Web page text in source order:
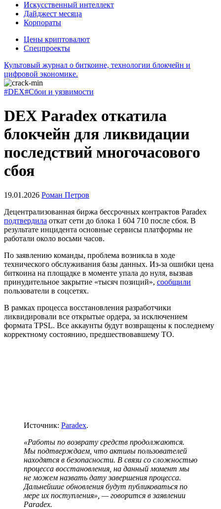
Искусственный интеллект
Дайджест месяца
Корпораты
Цены криптовалют
Спецпроекты
Культовый журнал о биткоине, технологии блокчейн и
цифровой экономике.
#DEX#Сбои и уязвимости
DEX Paradex откатила
блокчейн для ликвидации
последствий многочасового
сбоя
19.01.2026 Роман Петров
Децентрализованная биржа бессрочных контрактов Paradex
подтвердила откат сети до блока 1 604 710 после сбоя. В
результате инцидента основные сервисы платформы не
работали около восьми часов.
По заявлению команды, проблема возникла в ходе
технического обслуживания базы данных. Из-за ошибки цена
биткоина на площадке в моменте упала до нуля, вызвав
принудительное закрытие «тысяч позиций», сообщили
пользователи в соцсетях.
В рамках процесса восстановления разработчики
ликвидировали все открытые ордера, за исключением
формата TPSL. Все аккаунты будут возвращены к последнему
корректному состоянию, предшествовавшему ТО.
Источник: Paradex.
«Работы по возврату средств продолжаются.
Мы подтверждаем, что активы пользователей
находятся в безопасности. В связи со сложностью
процесса восстановления, на данный момент мы
не можем назвать дату завершения процесса.
Дальнейшие обновления будут публиковаться по
мере их поступления», — говорится в заявлении
Paradex.